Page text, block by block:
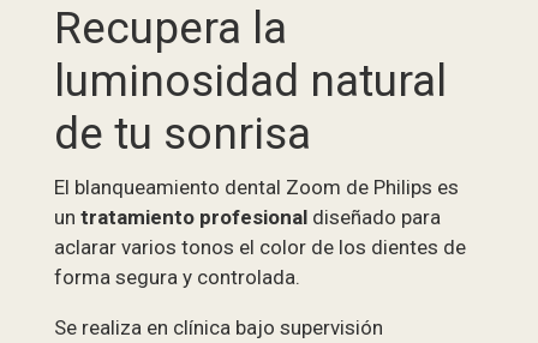
Recupera la
luminosidad natural
de tu sonrisa
El blanqueamiento dental Zoom de Philips es
un tratamiento profesionaldiseñado para
aclarar varios tonos el color de los dientes de
forma segura y controlada.
Se realiza en clínica bajo supervisión